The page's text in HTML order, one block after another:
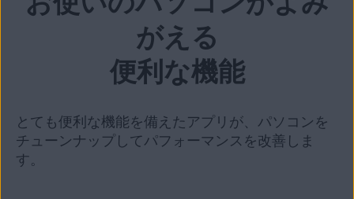
がえる
便利な機能
とても便利な機能を備えたアプリが、パソコンを
チューンナップしてパフォーマンスを改善しま
す。